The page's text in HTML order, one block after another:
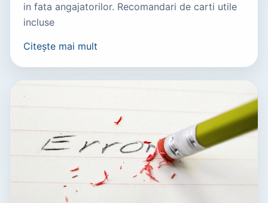
in fata angajatorilor. Recomandari de carti utile
incluse
Citește mai mult